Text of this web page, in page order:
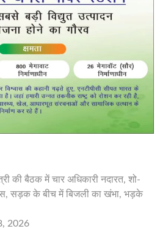
की बैठक में चार अधिकारी नदारत, शो-
सड़क के बीच में बिजली का खंभा, भड़के
2026